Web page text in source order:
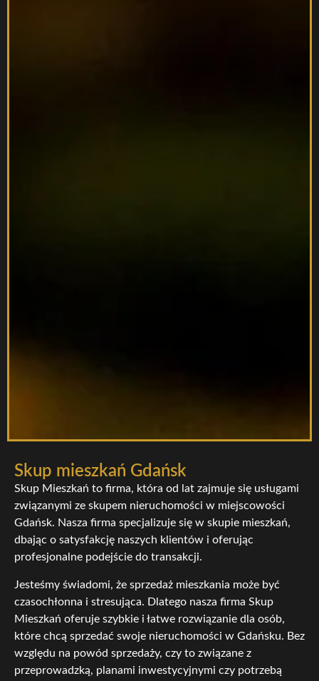
Skup mieszkań Gdańsk
Skup Mieszkań to firma, która od lat zajmuje się usługami
związanymi ze skupem nieruchomości w miejscowości
Gdańsk. Nasza firma specjalizuje się w skupie mieszkań,
dbając o satysfakcję naszych klientów i oferując
profesjonalne podejście do transakcji.
Jesteśmy świadomi, że sprzedaż mieszkania może być
czasochłonna i stresująca. Dlatego nasza firma Skup
Mieszkań oferuje szybkie i łatwe rozwiązanie dla osób,
które chcą sprzedać swoje nieruchomości w Gdańsku. Bez
względu na powód sprzedaży, czy to związane z
przeprowadzką, planami inwestycyjnymi czy potrzebą